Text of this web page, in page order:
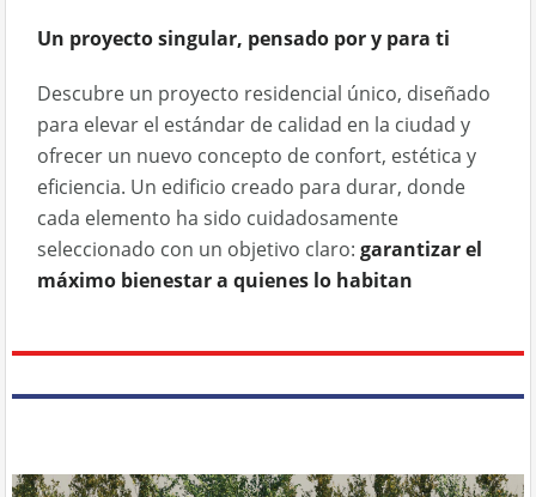
Un proyecto singular, pensado por y para ti
Descubre un proyecto residencial único, diseñado
para elevar el estándar de calidad en la ciudad y
ofrecer un nuevo concepto de confort, estética y
eficiencia. Un edificio creado para durar, donde
cada elemento ha sido cuidadosamente
seleccionado con un objetivo claro:garantizar el
máximo bienestar a quienes lo habitan